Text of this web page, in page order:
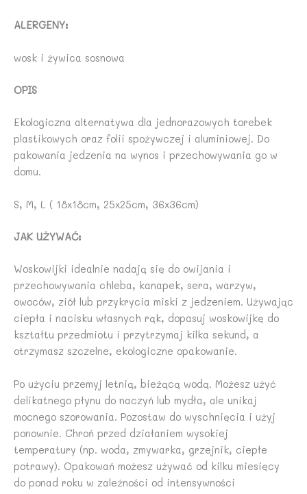
ALERGENY:
wosk i żywica sosnowa
OPIS
Ekologiczna alternatywa dla jednorazowych torebek
plastikowych oraz folii spożywczej i aluminiowej. Do
pakowania jedzenia na wynos i przechowywania go w
domu.
S, M, L ( 18x18cm, 25x25cm, 36x36cm)
JAK UŻYWAĆ:
Woskowijki idealnie nadają się do owijania i
przechowywania chleba, kanapek, sera, warzyw,
owoców, ziół lub przykrycia miski z jedzeniem. Używając
ciepła i nacisku własnych rąk, dopasuj woskowijkę do
kształtu przedmiotu i przytrzymaj kilka sekund, a
otrzymasz szczelne, ekologiczne opakowanie.
Po użyciu przemyj letnią, bieżącą wodą. Możesz użyć
delikatnego płynu do naczyń lub mydła, ale unikaj
mocnego szorowania. Pozostaw do wyschnięcia i użyj
ponownie. Chroń przed działaniem wysokiej
temperatury (np. woda, zmywarka, grzejnik, ciepłe
potrawy). Opakowań możesz używać od kilku miesięcy
do ponad roku w zależności od intensywności